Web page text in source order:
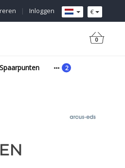
€
Inloggen
|
0
Spaarpunten